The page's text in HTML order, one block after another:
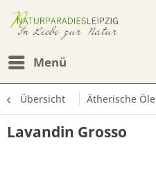
Menü
Übersicht Ätherische Öle
Lavandin Grosso